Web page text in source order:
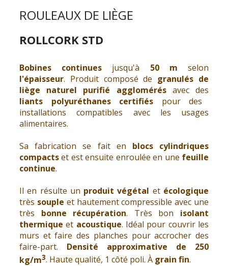
ROULEAUX DE LIÈGE
ROLLCORK STD
Bobines continues jusqu'à 50 m selon
l'épaisseur. Produit composé de granulés de
liège naturel purifié agglomérésavec des
liants polyuréthanes certifiés pour des
installations compatibles avec les usages
alimentaires.
Sa fabrication se fait en blocs cylindriques
compactset est ensuite enroulée en une feuille
continue.
Il en résulte un produit végétal et écologique
très souple et hautement compressible avec une
très bonne récupération. Très bon isolant
thermique et acoustique. Idéal pour couvrir les
murs et faire des planches pour accrocher des
faire-part. Densité approximative de
250
kg/m3. Haute qualité, 1 côté poli. À grain fin.